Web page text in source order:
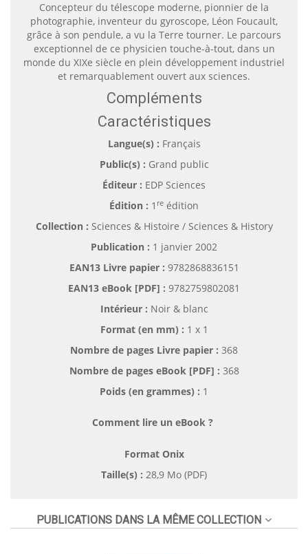
Concepteur du télescope moderne, pionnier de la
photographie, inventeur du gyroscope, Léon Foucault,
grâce à son pendule, a vu la Terre tourner. Le parcours
exceptionnel de ce physicien touche-à-tout, dans un
monde du XIXe siècle en plein développement industriel
et remarquablement ouvert aux sciences.
Compléments
Caractéristiques
Langue(s) : Français
Public(s) : Grand public
Éditeur : EDP Sciences
Édition : 1 re édition
Collection : Sciences & Histoire / Sciences & History
Publication : 1 janvier 2002
EAN13 Livre papier : 9782868836151
EAN13 eBook [PDF] : 9782759802081
Intérieur : Noir & blanc
Format (en mm) : 1 x 1
Nombre de pages Livre papier : 368
Nombre de pages eBook [PDF] : 368
Poids (en grammes) : 1
Comment lire un eBook ?
Format Onix
Taille(s) : 28,9 Mo (PDF)
PUBLICATIONS DANS LA MÊME COLLECTION